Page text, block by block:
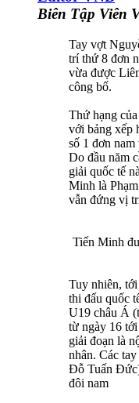
Biên Tập Viên
Tay vợt
trí thứ 8 đơn
vừa được
công bố.
Thứ hạng
với bảng xếp
số 1 đơn
Do đầu năm
giải quốc tế
Minh là
vẫn đứng vị
Tiến Minh
Tuy nhiên,
thi đấu quốc
U19 châu Á
từ ngày 16
giải đoạn là
nhân. Các
Đỗ Tuấn
đôi nam